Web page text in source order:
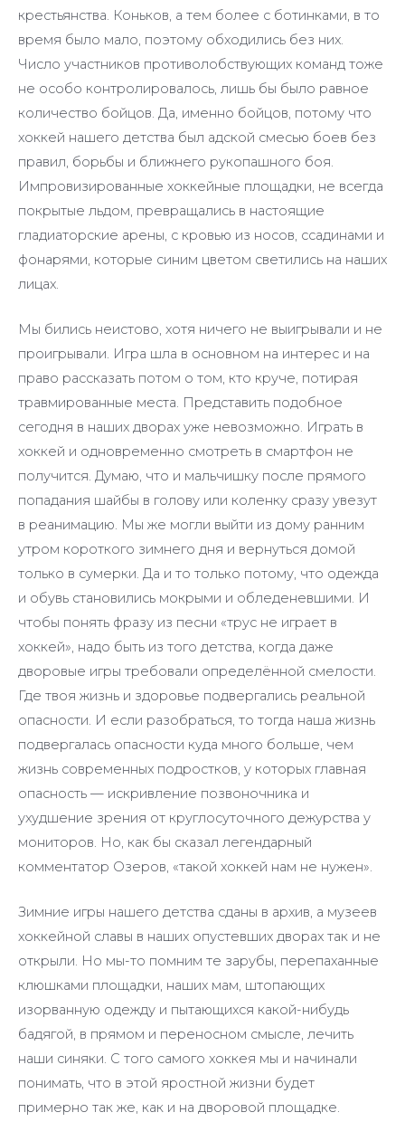
крестьянства. Коньков, а тем более с ботинками, в то
время было мало, поэтому обходились без них.
Число участников противолобствующих команд тоже
не особо контролировалось, лишь бы было равное
количество бойцов. Да, именно бойцов, потому что
хоккей нашего детства был адской смесью боев без
правил, борьбы и ближнего рукопашного боя.
Импровизированные хоккейные площадки, не всегда
покрытые льдом, превращались в настоящие
гладиаторские арены, с кровью из носов, ссадинами и
фонарями, которые синим цветом светились на наших
лицах.
Мы бились неистово, хотя ничего не выигрывали и не
проигрывали. Игра шла в основном на интерес и на
право рассказать потом о том, кто круче, потирая
травмированные места. Представить подобное
сегодня в наших дворах уже невозможно. Играть в
хоккей и одновременно смотреть в смартфон не
получится. Думаю, что и мальчишку после прямого
попадания шайбы в голову или коленку сразу увезут
в реанимацию. Мы же могли выйти из дому ранним
утром короткого зимнего дня и вернуться домой
только в сумерки. Да и то только потому, что одежда
и обувь становились мокрыми и обледеневшими. И
чтобы понять фразу из песни «трус не играет в
хоккей», надо быть из того детства, когда даже
дворовые игры требовали определённой смелости.
Где твоя жизнь и здоровье подвергались реальной
опасности. И если разобраться, то тогда наша жизнь
подвергалась опасности куда много больше, чем
жизнь современных подростков, у которых главная
опасность — искривление позвоночника и
ухудшение зрения от круглосуточного дежурства у
мониторов. Но, как бы сказал легендарный
комментатор Озеров, «такой хоккей нам не нужен».
Зимние игры нашего детства сданы в архив, а музеев
хоккейной славы в наших опустевших дворах так и не
открыли. Но мы-то помним те зарубы, перепаханные
клюшками площадки, наших мам, штопающих
изорванную одежду и пытающихся какой-нибудь
бадягой, в прямом и переносном смысле, лечить
наши синяки. С того самого хоккея мы и начинали
понимать, что в этой яростной жизни будет
примерно так же, как и на дворовой площадке.